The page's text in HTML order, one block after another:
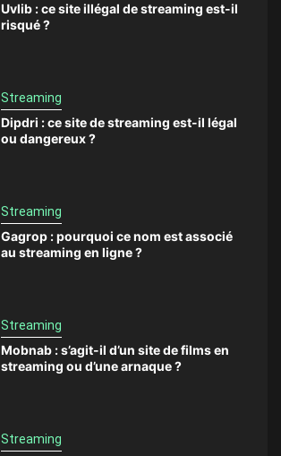
Uvlib : ce site illégal de streaming est-il
risqué ?
Streaming
Dipdri : ce site de streaming est-il légal
ou dangereux ?
Streaming
Gagrop : pourquoi ce nom est associé
au streaming en ligne ?
Streaming
Mobnab : s’agit-il d’un site de films en
streaming ou d’une arnaque ?
Streaming